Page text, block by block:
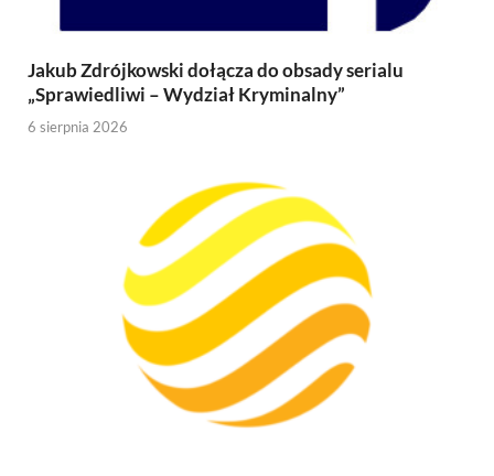
Jakub Zdrójkowski dołącza do obsady serialu
„Sprawiedliwi – Wydział Kryminalny”
6 sierpnia 2026